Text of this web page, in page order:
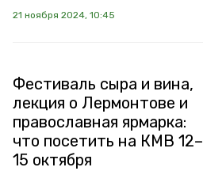
21 ноября 2024, 10:45
Фестиваль сыра и вина,
лекция о Лермонтове и
православная ярмарка:
что посетить на КМВ 12–
15 октября